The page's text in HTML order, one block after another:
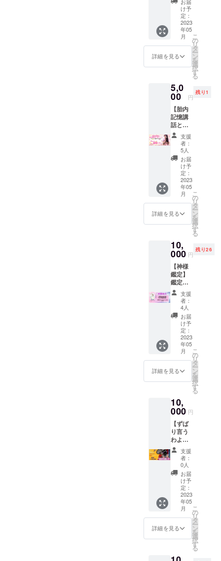
のでは
ありま
せん。
画像や
知的財
産、著
作権は
帰属し
ます。
✼••┈┈••
✼••┈┈••
✼••┈┈••
✼••┈┈••
✼
くださ
い） ＊
神奈川
県内に
いらっ
しゃる
ことが
難しい
場合は
にご記
入くだ
さい。
✼••┈┈••
✼••┈┈••
✼••┈┈••
✼••┈┈••
✼ 《リ
ターン
提供・
施行責
任者》
主催・
運営
nakajuk
u hisae
・サー
果効能
は、個
人の体
感であ
り 全て
を保証
するも
のでは
ありま
せん。
画像や
知的財
産、著
作権は
提供・
施行責
任者に
✼••┈┈••
✼••┈┈••
✼••┈┈••
✼
ンライ
ンまた
は対面
の希望
＊対面
の場合
は、原
則、ご
指定し
(神奈川
県内)に
て実施
しま
す。
（会場
までの
交通費
は各自
ご負担
くださ
い） ＊
神奈川
県内に
いらっ
しゃる
ことが
難しい
場合は
にご記
入くだ
さい。
✼••┈┈••
✼••┈┈••
✼••┈┈••
✼••┈┈••
✼ 《リ
ターン
提供・
施行責
任者》
主催・
運営
nakajuk
u hisae
・サー
果効能
は、個
人の体
感であ
り 全て
を保証
するも
のでは
ありま
せん。
画像や
知的財
産、著
作権は
提供・
施行責
任者に
で、気
分が晴
れてい
き、そ
して考
え方が
変わ
り、笑
顔にな
で、あ
らゆる
物事が
好転し
まし
た。 少
しでも
あなた
の力に
なれた
ら嬉し
いで
す。 相
談お待
ちして
いま
す！
✼••┈┈••
✼••┈┈••
✼••┈┈••
✼ 《リ
ターン
提供・
施行責
任者》
主催・
運営
和田 寿
一 ・
サービ
ス内容
に関す
る効果
効能
は、個
人の体
感であ
り 全て
するも
のでは
ありま
せん。
画像や
知的財
産、著
作権は
提供・
施行責
任者に
帰属し
ます。
✼••┈┈••
✼••┈┈••
✼••┈┈••
✼••┈┈••
る人が
増える
ように
想いを
込めて
届けま
待ちし
ており
すめの
方】 ●
いつも
誰かと
比較し
て自己
価値を
下げて
しまう
●自分責
めの悩
みから
解放さ
れたい
●自分を
なっ
て、人
もっと
楽しみ
たい ●
自分に
優しく
なっ
て、周
りにも
優しく
なりた
い ●愛
し方が
わから
い・・
●自分を
ご機嫌
にした
い ●ど
分も愛
して、
周りか
らも愛
された
い人
費
用：
5,000円
／60分
（Zoom
で実
施） 実
施時
期：ご
支援い
ただい
た方と
調整の
定しま
つけた
い方、
ダイ
エット
難民の
方！！
自分を
もっと
なろう
♡
5/13（
土）ス
ター
ト！ グ
ループ
ライン
を作成
します
ので、
備考欄
に、ラ
インID
をお願
す。
✼••┈┈••
✼••┈┈••
✼ 《リ
ターン
提供・
施行責
任者》
主催・
運営
大島英
子 ・
サービ
ス内容
に関す
る効果
効能
人の体
感であ
を保証
するも
のでは
ありま
せん。
画像や
知的財
産、著
作権は
提供・
施行責
任者に
帰属し
ます。
✼••┈┈••
✼••┈┈••
✼••┈┈••
✼••┈┈••
✼
定で
す。
✼••┈┈••
✼••┈┈••
✼••┈┈••
✼••┈┈••
✼ 《リ
任者》
主催・
運営
内田悠
太 ・
サービ
ス内容
に関す
る効果
効能
は、個
人の体
感であ
り 全て
を保証
のでは
ありま
知的財
産、著
作権は
提供・
施行責
任者に
帰属し
ます。
✼••┈┈••
✼••┈┈••
✼••┈┈••
✼••┈┈••
メッ
セージ
がもら
えま
す！
「何だ
か行動
「これ
からど
うすれ
ば？」
という
方はも
ちろ
ん、
「もっ
と前に
進みた
い」
「更に
パワー
アップ
した
い」と
来の自
分から
のメッ
セージ
を受け
取って
みて下
さい
ね。 ☆
場所：
オンラ
イン
(zoom
） ☆時
間：
分程 ☆
実施
メール
にて日
時を調
整させ
ていた
だきま
す。 ※
基本的
には
zoomに
て行い
ます。
リアル
でもお
受けは
すが、
静かで
事でき
る券】
【再
販】 リ
アルで
一緒に
お食事
しなが
ら、あ
夢やや
りたい
こと聞
かせて
くださ
い♪ 野
村侑加
が応援
します♪
希望の
方には
【 言っ
て欲し
い言葉
の音声
付き♪
】 日本
向かう
交通
費、お
食事代
は別途
お支払
い願い
ます。
✼••┈┈••
✼••┈┈••
✼••┈┈••
✼••┈┈••
✼ 《リ
ターン
提供・
施行責
任者》
加 ・
サービ
ス内容
に関す
る効果
効能
は、個
人の体
感であ
り 全て
を保証
するも
のでは
ありま
せん。
知的財
産、著
け予
定：
2023
年05
月
詳細を見る
こ
の
リ
タ
ー
ン
を
選
択
す
る
5,0
00 円
残り1
【胎内
記憶講
話と胎
内記憶
を思い
出す
ワー
ク】 胎
内記憶
教育特
任講
師 宮
崎ト
ミー 医
学博士
である
先生が
20年以
上かけ
て研究
された
胎内記
憶の
ワーク
ショッ
プを特
任講
師・宮
崎ト
ミーが
開催し
ます。
胎内記
だけで
はなく
人生や
生き方
のお話
もたく
さん
入って
います♪
＜日程
＞ 2023
年5月12
（金）
20時～
21時30
分 90
Zoomオ
支援
者：
5人
お届
け予
定：
2023
年05
月
詳細を見る
こ
の
リ
タ
ー
ン
を
選
択
す
る
10,
000 円
残り26
【神様
鑑定】
鑑定書
PDF＋
オンラ
イン
zoom
セッ
ション
分)。 生
年月日
からあ
なたに
宿る日
本の神
に祀ら
れる八
百万の
神様)を
統計学
から導
きま
す。 守
護神を
知るこ
とで今
世の使
命や課
題を紐
解き、
道標の
ヒント
を降ろ
支援
者：
4人
お届
け予
定：
2023
年05
月
詳細を見る
こ
の
リ
タ
ー
ン
を
選
択
す
る
10,
000 円
【ずば
り言う
わよ！
辛口ブ
ラック
とお
ちゃん
の相談
室】 90
10000
円 困り
ごと、
悩みご
と、問
題解決
え方な
支援
者：
0人
お届
け予
定：
2023
年05
月
詳細を見る
こ
の
リ
タ
ー
ン
を
選
択
す
る